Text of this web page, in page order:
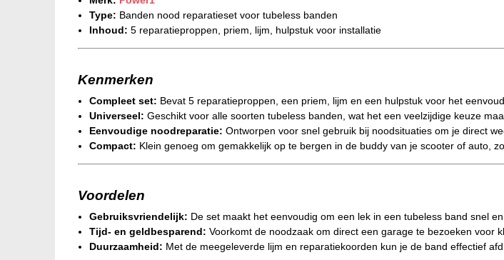
Type: Banden nood reparatieset voor tubeless banden
Inhoud: 5 reparatieproppen, priem, lijm, hulpstuk voor installatie
Kenmerken
Compleet set: Bevat 5 reparatieproppen, een priem, lijm en een hulpstuk voor het
Universeel: Geschikt voor alle soorten tubeless banden, wat het een veelzijdige keuze
Eenvoudige noodreparatie: Ontworpen voor snel gebruik bij noodsituaties om je direct
Compact: Klein genoeg om gemakkelijk op te bergen in de buddy van je scooter of auto,
Voordelen
Gebruiksvriendelijk: De set maakt het eenvoudig om een lek in een tubeless band snel
Tijd- en geldbesparend: Voorkomt de noodzaak om direct een garage te bezoeken voor
Duurzaamheid: Met de meegeleverde lijm en reparatiekoorden kun je de band effectief